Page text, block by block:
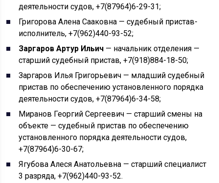
деятельности судов, +7(87964)6-29-31;
Григорова Алена Сааковна — судебный пристав-
исполнитель, +7(962)440-93-52;
Заргаров Артур Ильич — начальник отделения —
старший судебный пристав, +7(918)884-18-50;
Заргаров Илья Григорьевич — младший судебный
пристав по обеспечению установленного порядка
деятельности судов, +7(87964)6-34-58;
Миранов Георгий Сергеевич — старший смены на
объекте — судебный пристав по обеспечению
установленного порядка деятельности судов,
+7(87964)6-30-67;
Ягубова Алеся Анатольевна — старший специалист
3 разряда, +7(962)440-93-52.